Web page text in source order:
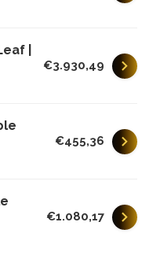
|
€3.930,49
€455,36
€1.080,17